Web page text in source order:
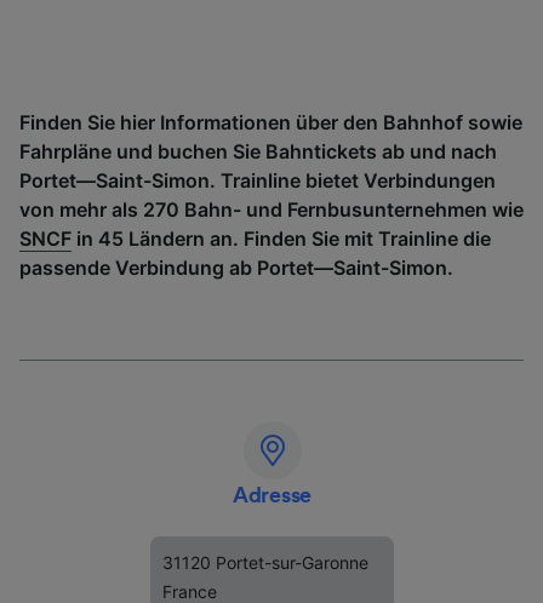
Finden Sie hier Informationen über den Bahnhof sowie
Fahrpläne und buchen Sie Bahntickets ab und nach
Portet—Saint-Simon. Trainline bietet Verbindungen
von mehr als 270 Bahn- und Fernbusunternehmen wie
SNCF in 45 Ländern an. Finden Sie mit Trainline die
passende Verbindung ab Portet—Saint-Simon.
Adresse
31120 Portet-sur-Garonne
France